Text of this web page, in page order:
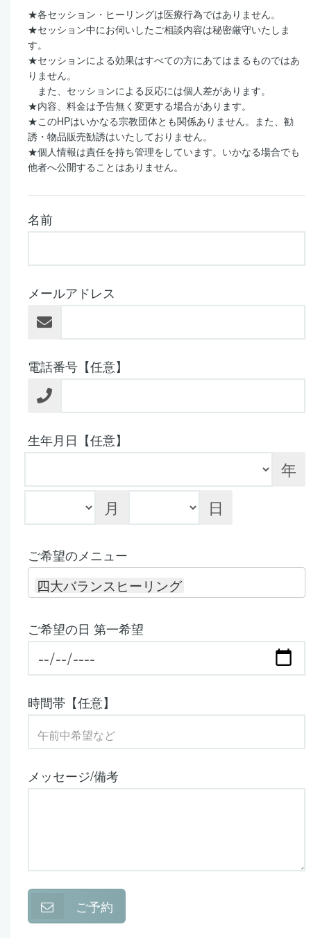
★各セッション・ヒーリングは医療行為ではありません。
★セッション中にお伺いしたご相談内容は秘密厳守いたしま
す。
★セッションによる効果はすべての方にあてはまるものではあ
りません。
また、セッションによる反応には個人差があります。
★内容、料金は予告無く変更する場合があります。
★このHPはいかなる宗教団体とも関係ありません。また、勧
誘・物品販売勧誘はいたしておりません。
★個人情報は責任を持ち管理をしています。いかなる場合でも
他者へ公開することはありません。
名前
メールアドレス
電話番号【任意】
生年月日【任意】
年
月
日
ご希望のメニュー
四大バランスヒーリング
ご希望の日 第一希望
時間帯【任意】
メッセージ/備考
ご予約